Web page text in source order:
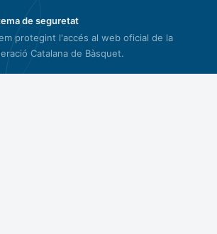
de seguretat
protegint l'accés al web oficial de la
Catalana de Bàsquet.